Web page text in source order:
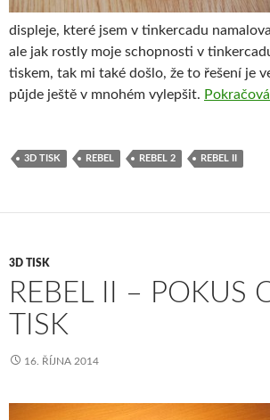
displeje, které jsem v tinkercadu
ale jak rostly moje schopnosti v
tiskem, tak mi také došlo, že to řešení je
půjde ještě v mnohém vylepšit.
3D TISK REBEL REBEL 2 REBEL II
3D TISK
REBEL II – POKUS
TISK
16. ŘÍJNA 2014